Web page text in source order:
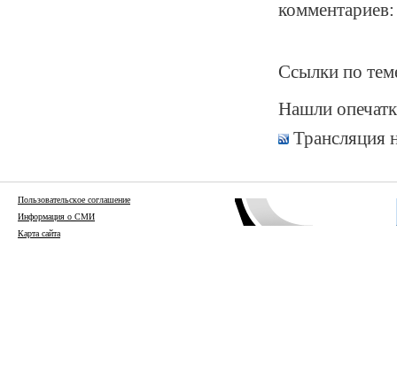
Ссылки по
Нашли
Трансляция
Пользовательское соглашение
Информация о СМИ
Карта сайта